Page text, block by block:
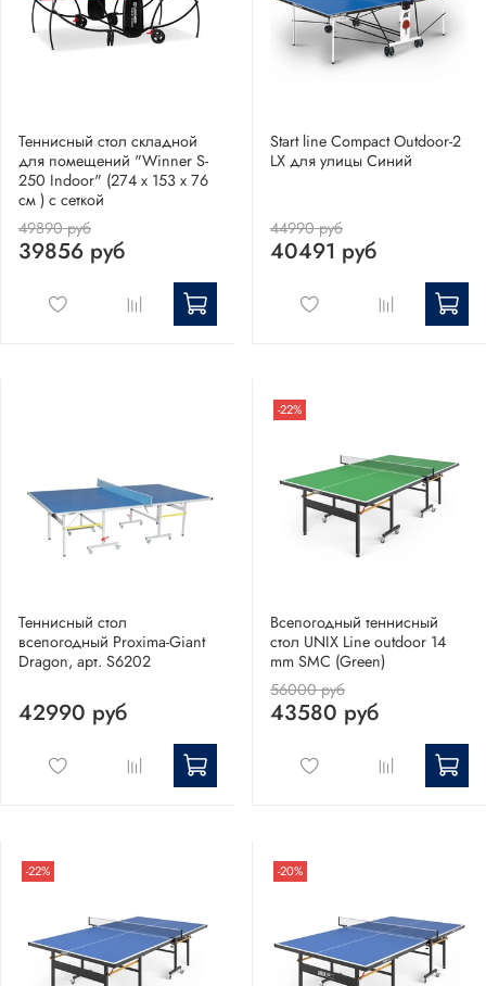
Теннисный стол складной
для помещений "Winner S-
250 Indoor" (274 х 153 х 76
см ) с сеткой
49890 руб
39856 руб
Start line Compact Outdoor-2
LX для улицы Синий
44990 руб
40491 руб
Теннисный стол
всепогодный Proxima-Giant
Dragon, арт. S6202
42990 руб
-22%
Всепогодный теннисный
стол UNIX Line outdoor 14
mm SMC (Green)
56000 руб
43580 руб
-22% -20%